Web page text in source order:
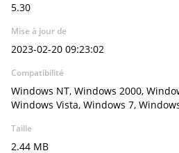
5.30
Mise à jour de
2023-02-20 09:23:02
Compatibilité
Windows NT, Windows 2000,
Windows Vista, Windows 7,
Taille
2.44 MB